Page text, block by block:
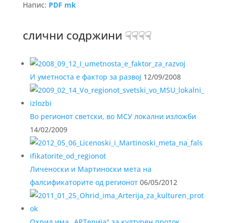
Напис: PDF mk
слични содржини ☟☟☟☟
И уметноста е фактор за развој 12/09/2008
Во регионот светски, во МСУ локални изложби
14/02/2009
Личеноски и Мартиноски мета на
фалсификаторите од регионот06/05/2012